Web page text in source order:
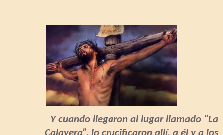
Y cuando llegaron al lugar llamado “La
Calavera”, lo crucificaron allí, a él y a los